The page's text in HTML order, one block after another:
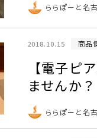
ららぽーと名
2018.10.15 商品
【電子ピ
ませんか？
ららぽーと名